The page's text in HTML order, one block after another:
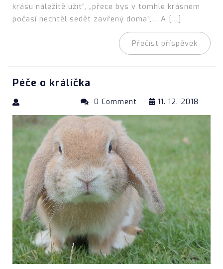
krásu náležitě užít“, „přece bys v tomhle krásném
počasí nechtěl sedět zavřený doma“,… A […]
Přečíst příspěvek
Péče o králíčka
11. 12. 2018
0 Comment